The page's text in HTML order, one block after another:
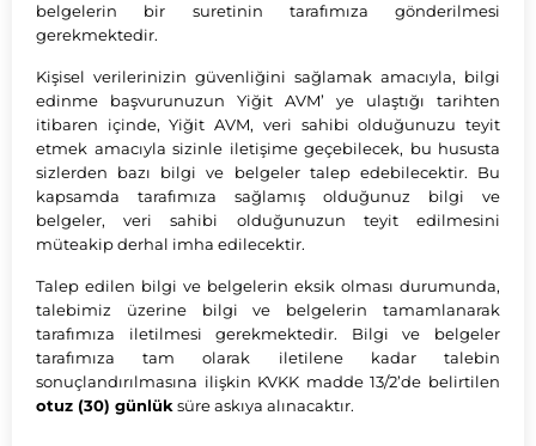
belgelerin bir suretinin tarafımıza gönderilmesi
gerekmektedir.
Kişisel verilerinizin güvenliğini sağlamak amacıyla, bilgi
edinme başvurunuzun Yiğit AVM’ ye ulaştığı tarihten
itibaren içinde, Yiğit AVM, veri sahibi olduğunuzu teyit
etmek amacıyla sizinle iletişime geçebilecek, bu hususta
sizlerden bazı bilgi ve belgeler talep edebilecektir. Bu
kapsamda tarafımıza sağlamış olduğunuz bilgi ve
belgeler, veri sahibi olduğunuzun teyit edilmesini
müteakip derhal imha edilecektir.
Talep edilen bilgi ve belgelerin eksik olması durumunda,
talebimiz üzerine bilgi ve belgelerin tamamlanarak
tarafımıza iletilmesi gerekmektedir. Bilgi ve belgeler
tarafımıza tam olarak iletilene kadar talebin
sonuçlandırılmasına ilişkin KVKK madde 13/2’de belirtilen
otuz (30) günlük süre askıya alınacaktır.